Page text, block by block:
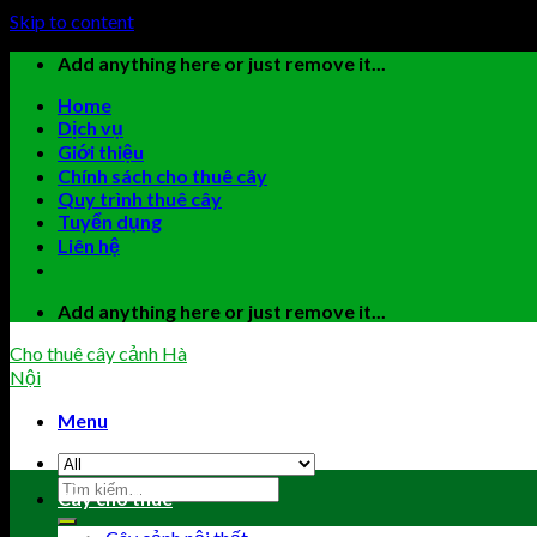
Skip to content
Add anything here or just remove it...
Home
Dịch vụ
Giới thiệu
Chính sách cho thuê cây
Quy trình thuê cây
Tuyển dụng
Liên hệ
Add anything here or just remove it...
Cho thuê cây cảnh Hà
Nội
Menu
Cây cho thuê